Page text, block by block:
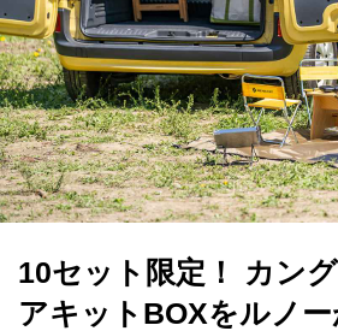
10セット限定！ カン
アキットBOXをルノ